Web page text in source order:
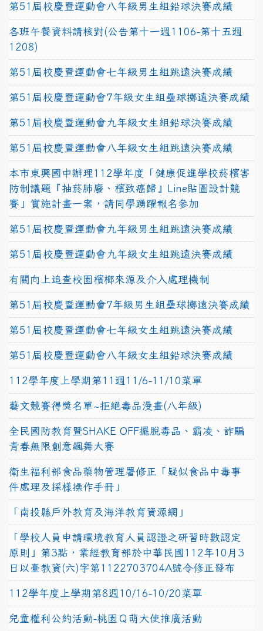
第51屆校慶暨運動會八年級男生組鉛球決賽成績
各班午餐資料請核對(公告第十一週1106-第十五週
1208)
第51屆校慶暨運動會七年級男生組跳遠決賽成績
第51屆校慶暨運動會7年級女生組壘球擲遠決賽成績
第51屆校慶暨運動會九年級女生組鉛球決賽成績
第51屆校慶暨運動會八年級女生組跳遠決賽成績
本市東興國中辦理112學年度「健康促進學校菸檳害
防制議題『抽菸肺廢、檳致癌歸』Line貼圖設計競
賽」實施計畫一案，請同學踴躍報名參加
第51屆校慶暨運動會九年級男生組跳遠決賽成績
第51屆校慶暨運動會九年級女生組跳遠決賽成績
有關向上追查校園檳榔來源及介入處理機制
第51屆校慶暨運動會7年級男生組壘球擲遠決賽成績
第51屆校慶暨運動會七年級女生組跳遠決賽成績
第51屆校慶暨運動會八年級女生組鉛球決賽成績
112學年度上學期第11週11/6-11/10菜單
藝文競賽得獎名單~拒絕毒品漫畫(八年級)
全民國防教育暨SHAKE OFF擺脫毒品、霸凌、詐騙
青春無限創意飆舞大賽
衛生福利部食品藥物管理署修正「疑似食品中毒事
件處理及採樣操作手冊」
「南投縣戶外教育及海洋教育資源網」
「學校人員申請環境教育人員認證之研習時數認定
原則」第3點，業經教育部於中華民國112年10月3
日以臺教資(六)字第1122703704A號令修正發布
112學年度上學期第8週10/16-10/20菜單
兒童權利公約活動-桃園Ｑ萌大使推廣活動